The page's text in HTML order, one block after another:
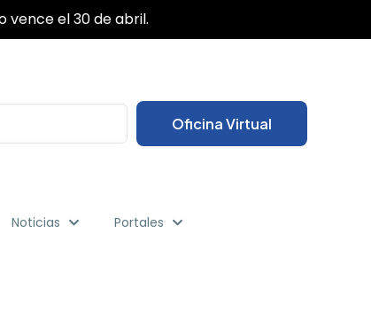
vence el 30 de abril.
Oficina Virtual
Noticias
Portales